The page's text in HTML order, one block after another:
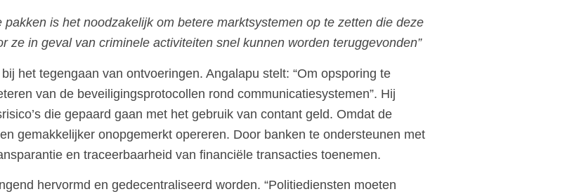
is het noodzakelijk om betere marktsystemen op te zetten die deze
in geval van criminele activiteiten snel kunnen worden teruggevonden”
het tegengaan van ontvoeringen. Angalapu stelt: “Om opsporing te
van de beveiligingsprotocollen rond communicatiesystemen”. Hij
die gepaard gaan met het gebruik van contant geld. Omdat de
gemakkelijker onopgemerkt opereren. Door banken te ondersteunen met
en traceerbaarheid van financiële transacties toenemen.
hervormd en gedecentraliseerd worden. “Politiediensten moeten